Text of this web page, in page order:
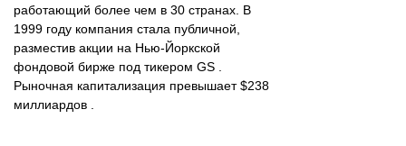
работающий более чем в 30 странах. В
1999 году компания стала публичной,
разместив акции на Нью-Йоркской
фондовой бирже под тикером GS .
Рыночная капитализация превышает $238
миллиардов .